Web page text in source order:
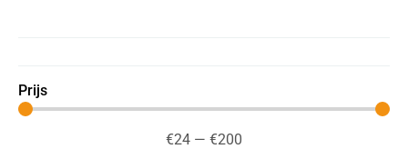
Prijs
€24 — €200